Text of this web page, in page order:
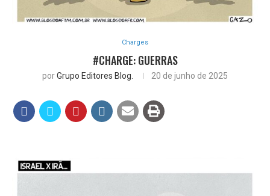
Charges
#CHARGE: GUERRAS
porGrupo Editores Blog. 20 de junho de 2025